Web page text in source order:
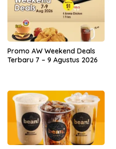
Promo AW Weekend Deals
Terbaru 7 – 9 Agustus 2026